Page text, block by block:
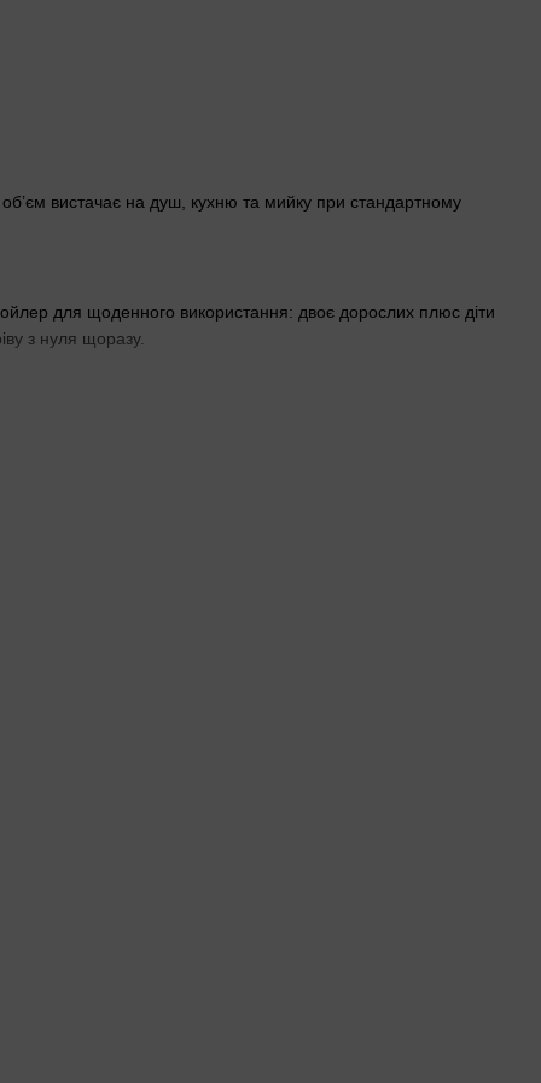
вистачає на душ, кухню та мийку при стандартному
для щоденного використання: двоє дорослих плюс діти
з нуля щоразу.
воді. Монтажники помічають: при частій заміні ТЕНів у
якщо планують підключити до котла.